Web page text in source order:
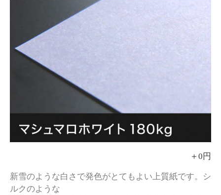
＋0円
新雪のような白さで発色がとてもよい上質紙です。シ
ルクのような